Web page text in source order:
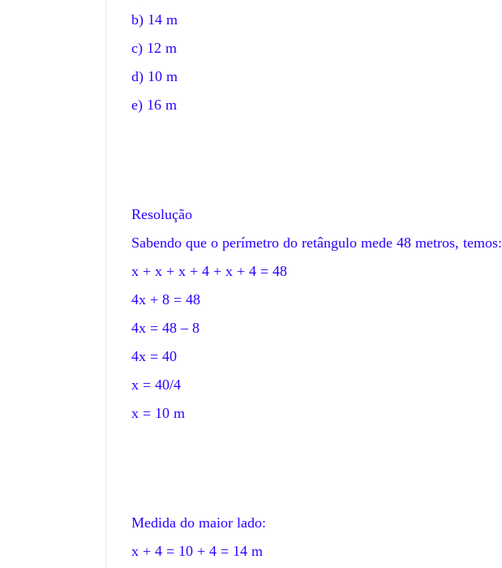
b) 14 m
c) 12 m
d) 10 m
e) 16 m
Resolução
Sabendo que o perímetro do retângulo mede 48 metros, temos:
x + x + x + 4 + x + 4 = 48
4x + 8 = 48
4x = 48 – 8
4x = 40
x = 40/4
x = 10 m
Medida do maior lado:
x + 4 = 10 + 4 = 14 m